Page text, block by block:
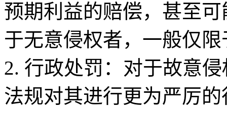
预期利益的赔偿，甚至
于无意侵权者，一般仅
2. 行政处罚：对于故意
法规对其进行更为严厉